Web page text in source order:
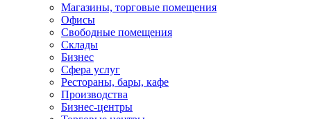
Магазины, торговые помещения
Офисы
Свободные помещения
Склады
Бизнес
Сфера услуг
Рестораны, бары, кафе
Производства
Бизнес-центры